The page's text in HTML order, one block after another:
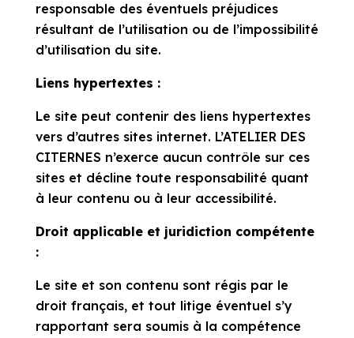
responsable des éventuels préjudices
résultant de l’utilisation ou de l’impossibilité
d’utilisation du site.
Liens hypertextes :
Le site peut contenir des liens hypertextes
vers d’autres sites internet. L’ATELIER DES
CITERNES n’exerce aucun contrôle sur ces
sites et décline toute responsabilité quant
à leur contenu ou à leur accessibilité.
Droit applicable et juridiction compétente
:
Le site et son contenu sont régis par le
droit français, et tout litige éventuel s’y
rapportant sera soumis à la compétence